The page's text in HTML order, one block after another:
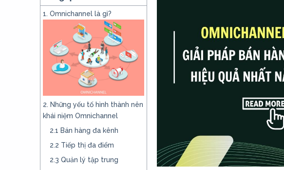
1. Omnichannel là gì?
2. Những yếu tố hình thành nên
khái niệm Omnichannel
2.1 Bán hàng đa kênh
2.2 Tiếp thị đa điểm
2.3 Quản lý tập trung